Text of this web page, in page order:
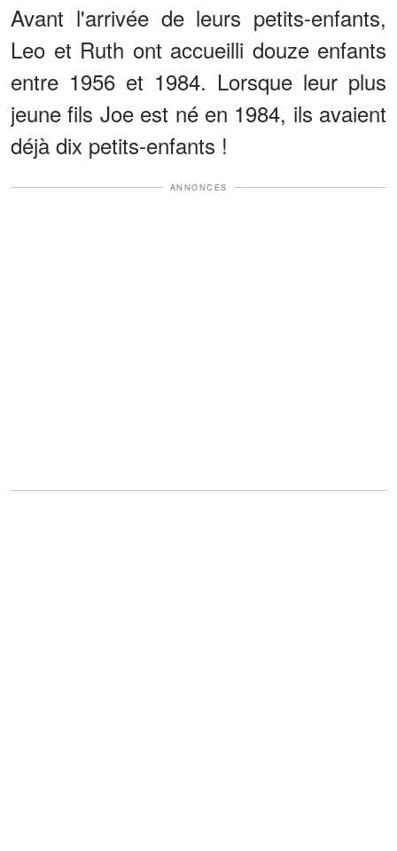
Avant l'arrivée de leurs petits-enfants,
Leo et Ruth ont accueilli douze enfants
entre 1956 et 1984. Lorsque leur plus
jeune fils Joe est né en 1984, ils avaient
déjà dix petits-enfants !
ANNONCES